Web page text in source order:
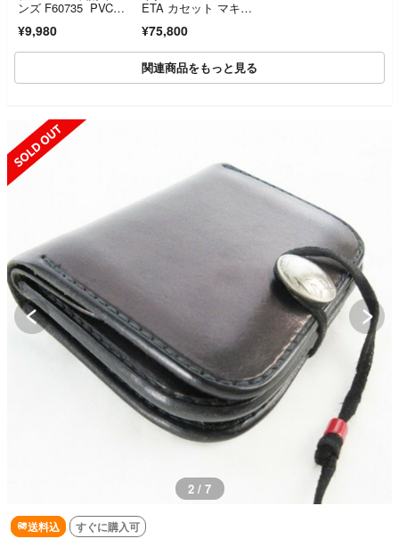
ンズ F60735 PVCレ
ート柄
¥9,980
ETA カセット マキシ
財布 ブラック 黒
¥75,800
関連商品をもっと見る
3 / 7
送料込 すぐに購入可